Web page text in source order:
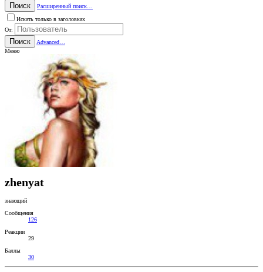
Поиск
Расширенный поиск…
Искать только в заголовках
От:
Поиск
Advanced…
Меню
zhenyat
знающий
Сообщения
126
Реакции
29
Баллы
30